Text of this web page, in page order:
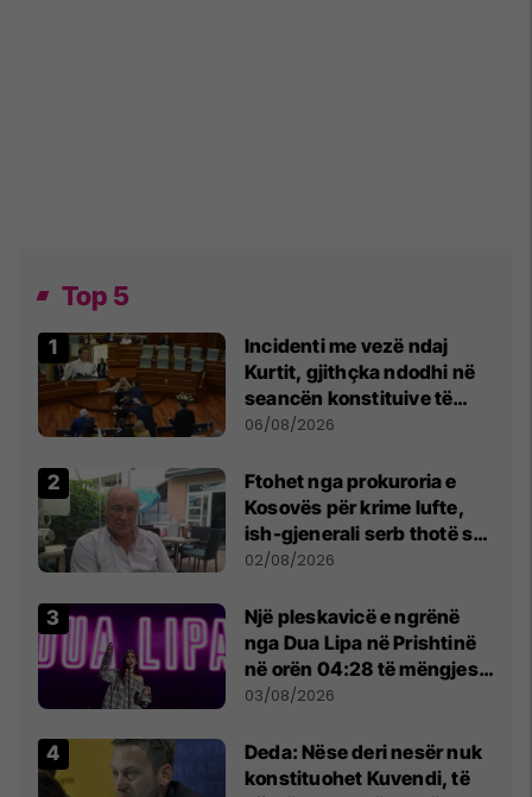
Top 5
Incidenti me vezë ndaj
Kurtit, gjithçka ndodhi në
seancën konstituive të
Kuvendit
06/08/2026
Ftohet nga prokuroria e
Kosovës për krime lufte,
ish-gjenerali serb thotë se
dikush e tradhtoi në
02/08/2026
Një pleskavicë e ngrënë
nga Dua Lipa në Prishtinë
në orën 04:28 të mëngjesit
- dhe bota digjitale serbe
03/08/2026
Deda: Nëse deri nesër nuk
konstituohet Kuvendi, të